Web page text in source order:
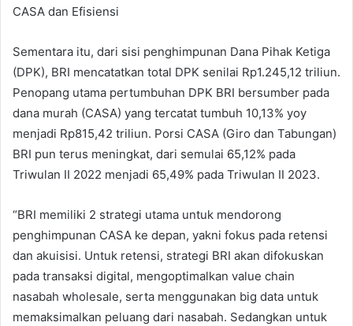
CASA dan Efisiensi
Sementara itu, dari sisi penghimpunan Dana Pihak Ketiga
(DPK), BRI mencatatkan total DPK senilai Rp1.245,12 triliun.
Penopang utama pertumbuhan DPK BRI bersumber pada
dana murah (CASA) yang tercatat tumbuh 10,13% yoy
menjadi Rp815,42 triliun. Porsi CASA (Giro dan Tabungan)
BRI pun terus meningkat, dari semulai 65,12% pada
Triwulan II 2022 menjadi 65,49% pada Triwulan II 2023.
“BRI memiliki 2 strategi utama untuk mendorong
penghimpunan CASA ke depan, yakni fokus pada retensi
dan akuisisi. Untuk retensi, strategi BRI akan difokuskan
pada transaksi digital, mengoptimalkan value chain
nasabah wholesale, serta menggunakan big data untuk
memaksimalkan peluang dari nasabah. Sedangkan untuk